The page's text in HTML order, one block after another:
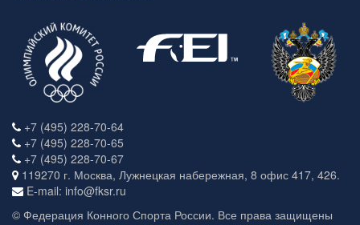
+7 (495) 228-70-64
+7 (495) 228-70-65
+7 (495) 228-70-67
119270 г. Москва, Лужнецкая набережная, 8 офис 417, 426.
E-mail: info@fksr.ru
© Федерация Конного Спорта России. Все права защищены